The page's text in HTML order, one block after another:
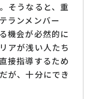
そうなると、重
ランメンバー
機会が必然的に
アが浅い人たち
接指導するため
が、十分にでき